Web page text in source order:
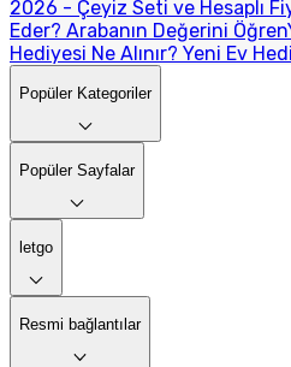
2026 - Çeyiz Seti ve Hesaplı
Eder? Arabanın Değerini Öğren
Hediyesi Ne Alınır? Yeni Ev
Popüler Kategoriler
Popüler Sayfalar
letgo
Resmi bağlantılar